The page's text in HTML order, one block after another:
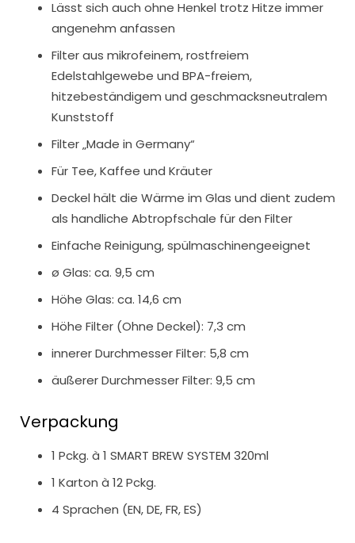
Lässt sich auch ohne Henkel trotz Hitze immer
angenehm anfassen
Filter aus mikrofeinem, rostfreiem
Edelstahlgewebe und BPA-freiem,
hitzebeständigem und geschmacksneutralem
Kunststoff
Filter „Made in Germany“
Für Tee, Kaffee und Kräuter
Deckel hält die Wärme im Glas und dient zudem
als handliche Abtropfschale für den Filter
Einfache Reinigung, spülmaschinengeeignet
ø Glas: ca. 9,5 cm
Höhe Glas: ca. 14,6 cm
Höhe Filter (Ohne Deckel): 7,3 cm
innerer Durchmesser Filter: 5,8 cm
äußerer Durchmesser Filter: 9,5 cm
Verpackung
1 Pckg. à 1 SMART BREW SYSTEM 320ml
1 Karton à 12 Pckg.
4 Sprachen (EN, DE, FR, ES)